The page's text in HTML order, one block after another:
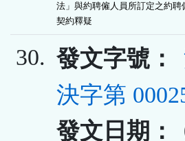
法」與約聘僱人員所訂定之約
契約釋疑
30. 發文字號：
決字第
發文日期：